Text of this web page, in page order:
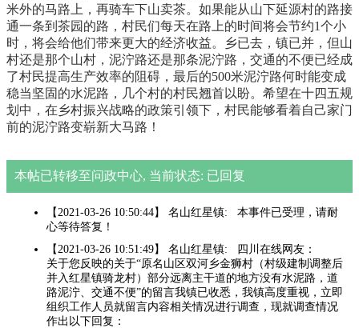
米外的马路上，再骑车下山卖茶。如果能从山下延源村的路接
通一条到茶园的路，村民们每天在路上的时间将会节约1个小
时，将会给他们带来更大的经济收益。乡已去，镇已并，但山
村还是那个山村，泥泞路还是那条泥泞路，交通的不便已经成
了村民提高生产效率的阻碍，最后的500米泥泞路何时能变成
稳当坚固的水泥路，几个村的村民翘首以盼。希望在十四五规
划中，在乡村振兴战略的政策引领下，村民能够看着自己家门
前的泥泞路变崭新大马路！
本帖已转移至问政中心, 当前状态: 已回复
【2021-03-26 10:50:44】 名山红星镇: 本事件已受理，请耐
心等待答复！
【2021-03-26 10:51:49】 名山红星镇: 四川在线网友：
关于您反映的关于“原名山区双河乡金狮村（村级建制调整后
并入红星镇骑龙村）部分远离主干道的地方没有水泥路，道
路泥泞、交通不便”的留言我镇已收悉，我镇高度重视，立即
组织工作人员就留言内容相关情况进行调查，现就调查情况
作出以下回复：